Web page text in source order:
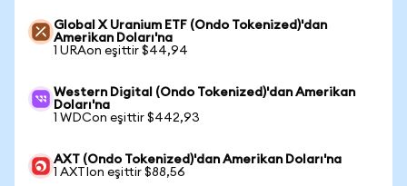
Global X Uranium ETF (Ondo Tokenized)'dan
Amerikan Doları'na
1 URAon eşittir $44,94
Western Digital (Ondo Tokenized)'dan Amerikan
Doları'na
1 WDCon eşittir $442,93
AXT (Ondo Tokenized)'dan Amerikan Doları'na
1 AXTIon eşittir $88,56